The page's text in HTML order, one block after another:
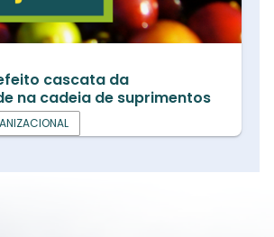
cascata da
na cadeia de suprimentos